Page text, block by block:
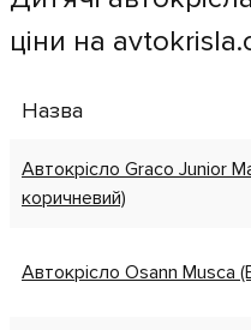
ціни на
Назва
Автокрісло Graco Junior
коричневий)
Автокрісло Osann Musca